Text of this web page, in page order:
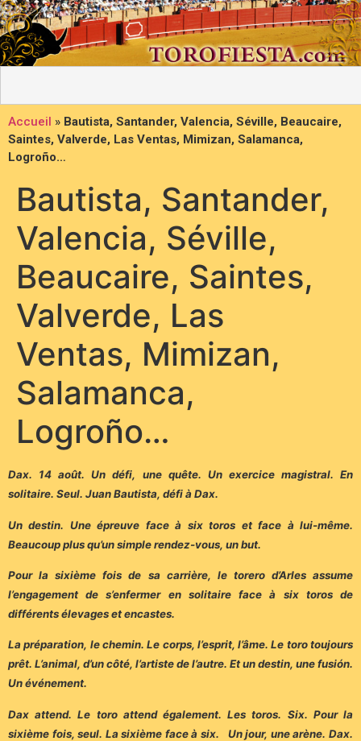
Accueil » Bautista, Santander, Valencia, Séville, Beaucaire,
Saintes, Valverde, Las Ventas, Mimizan, Salamanca,
Logroño…
Bautista, Santander,
Valencia, Séville,
Beaucaire, Saintes,
Valverde, Las
Ventas, Mimizan,
Salamanca,
Logroño…
Dax. 14 août. Un défi, une quête. Un exercice magistral. En
solitaire. Seul. Juan Bautista, défi à Dax.
Un destin. Une épreuve face à six toros et face à lui-même.
Beaucoup plus qu’un simple rendez-vous, un but.
Pour la sixième fois de sa carrière, le torero d’Arles assume
l’engagement de s’enfermer en solitaire face à six toros de
différents élevages et encastes.
La préparation, le chemin. Le corps, l’esprit, l’âme. Le toro toujours
prêt. L’animal, d’un côté, l’artiste de l’autre. Et un destin, une fusión.
Un événement.
Dax attend. Le toro attend également. Les toros. Six. Pour la
sixième fois, seul. La sixième face à six. Un jour, une arène. Dax.